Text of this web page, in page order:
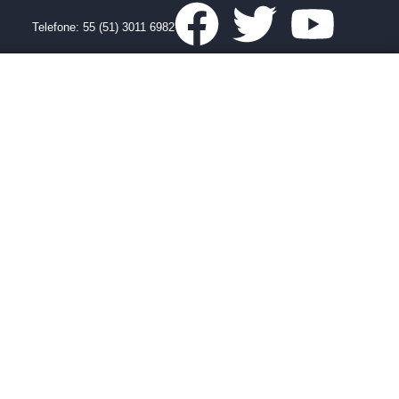
Telefone: 55 (51) 3011 6982